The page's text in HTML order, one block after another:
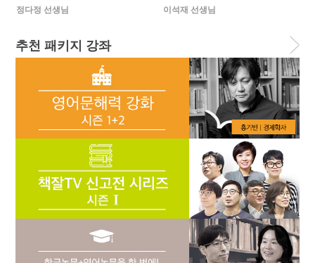
정다정 선생님
이석재 선생님
추천 패키지 강좌